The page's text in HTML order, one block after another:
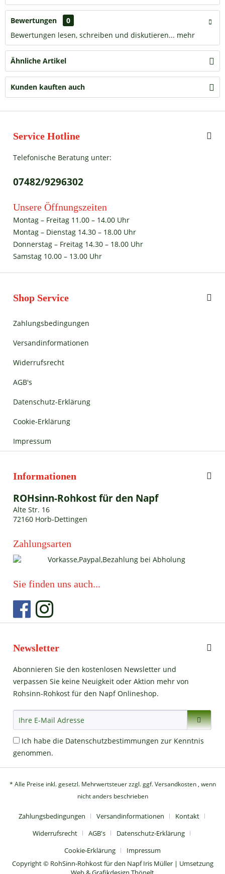
Bewertungen
0
Bewertungen lesen, schreiben und diskutieren... mehr
Ähnliche Artikel
Kunden kauften auch
Service Hotline
Telefonische Beratung unter:
07482/9296302
Unsere Öffnungszeiten
Montag – Freitag 11.00 – 14.00 Uhr
Montag – Dienstag 14.30 – 18.00 Uhr
Donnerstag – Freitag 14.30 – 18.00 Uhr
Samstag 10.00 – 13.00 Uhr
Shop Service
Zahlungsbedingungen
Versandinformationen
Widerrufsrecht
AGB's
Datenschutz-Erklärung
Cookie-Erklärung
Impressum
Informationen
ROHsinn-Rohkost für den Napf
Alte Str. 16
72160 Horb-Dettingen
Zahlungsarten
Sie finden uns auch...
Newsletter
Abonnieren Sie den kostenlosen Newsletter und
verpassen Sie keine Neuigkeit oder Aktion mehr von
Rohsinn-Rohkost für den Napf Onlineshop.
Ich habe die Datenschutzbestimmungen zur Kenntnis
genommen.
* Alle Preise inkl. gesetzl. Mehrwertsteuer zzgl.ggf. Versandkosten, wenn
nicht anders beschrieben
Zahlungsbedingungen Versandinformationen
Kontakt
Widerrufsrecht
AGB's
Datenschutz-Erklärung
Cookie-Erklärung
Impressum
Copyright © RohSinn-Rohkost für den Napf Iris Müller | Umsetzung